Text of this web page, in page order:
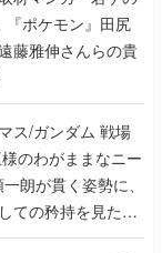
『ポケモン』田尻
藤雅伸さんらの貴
/ガンダム 戦場
のわがままなニー
朗が貫く姿勢に、
ての矜持を見た